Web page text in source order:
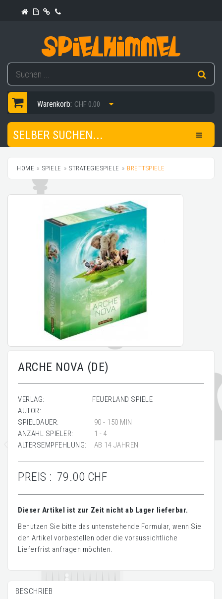
Warenkorb: CHF 0.00
SELBER SUCHEN...
HOME SPIELE STRATEGIESPIELE BRETTSPIELE
ARCHE NOVA (DE)
VERLAG:
FEUERLAND SPIELE
AUTOR:
-
SPIELDAUER:
90 - 150 MIN
ANZAHL SPIELER:
1 - 4
ALTERSEMPFEHLUNG:
AB 14 JAHREN
PREIS : 79.00 CHF
Dieser Artikel ist zur Zeit nicht ab Lager lieferbar.
Benutzen Sie bitte das untenstehende Formular, wenn Sie
den Artikel vorbestellen oder die voraussichtliche
Lieferfrist anfragen möchten.
BESCHRIEB